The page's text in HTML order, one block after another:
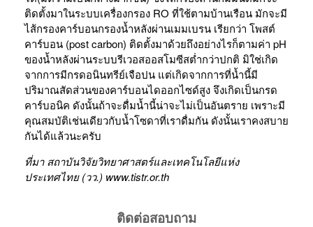
ติดตั้งมาในระบบเครื่องกรอง RO ที่ใช้ตามบ้านเรือน มักจะมี
ไส้กรองคาร์บอนกรองน้ำหลังผ่านเมมเบรน เรียกว่า โพสต์
คาร์บอน (post carbon) ติดตั้งมาด้วยถึงอย่างไรก็ตามค่า pH
ของน้ำหลังผ่านระบบรีเวอสออสโมซีสต่ำกว่าปกติ มิใช่เกิด
จากการมีกรดอนินทรีย์เจือปน แต่เกิดจากการที่น้ำนี้มี
ปริมาณสัดส่วนของคาร์บอนไดออกไซด์สูง จึงเกิดเป็นกรด
คาร์บอนิค ดังนั้นถ้าจะดื่มน้ำนี้น่าจะไม่เป็นอันตราย เพราะมี
คุณสมบัติเช่นเดียวกับน้ำโซดาที่เราดื่มกัน ดังนั้นเราคงสบาย
กันได้แล้วนะครับ
ที่มา สถาบันวิจัยวิทยาศาสตร์และเทคโนโลยีแห่ง
ประเทศไทย (วว.) www.tistr.or.th
ติดต่อสอบถาม